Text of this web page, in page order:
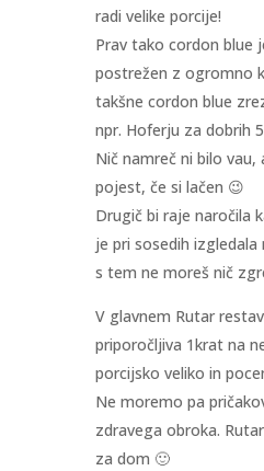
radi velike porcije!
Prav tako cordon blue
postrežen z ogromno
takšne cordon blue
npr. Hoferju za dobrih
Nič namreč ni bilo
pojest, če si lačen 😉
Drugič bi raje naročila
je pri sosedih
s tem ne moreš nič
V glavnem Rutar
priporočljiva 1krat na
porcijsko veliko in
Ne moremo pa
zdravega obroka.
za dom 🙂